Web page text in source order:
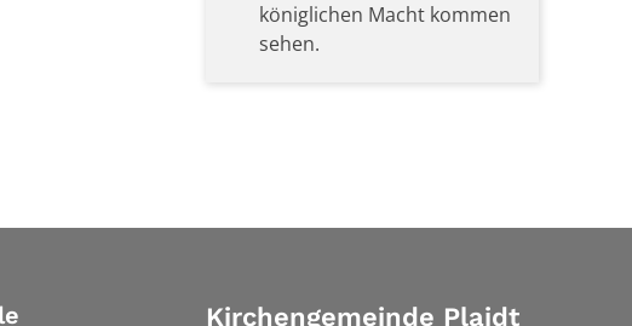
königlichen Macht kommen
sehen.
Kirchengemeinde Plaidt